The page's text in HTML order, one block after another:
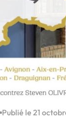
Publié le 21